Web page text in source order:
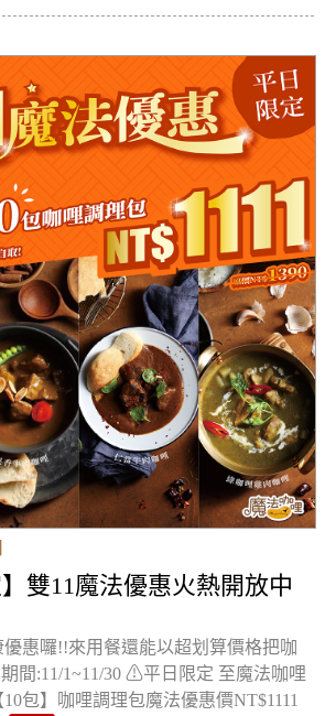
】雙11魔法優惠火熱開放中
惠囉!!來用餐還能以超划算價格把咖
間:11/1~11/30 ⚠平日限定 至魔法咖哩
包】咖哩調理包魔法優惠價NT$1111